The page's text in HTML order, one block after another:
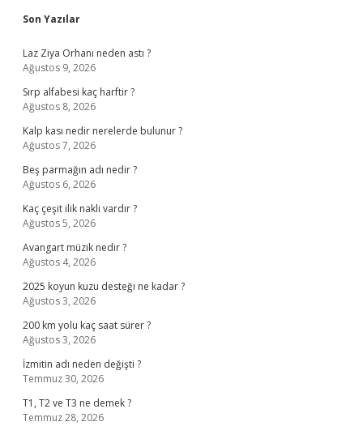
Sidebar
Son Yazılar
Laz Ziya Orhanı neden astı ?
Ağustos 9, 2026
Sırp alfabesi kaç harftir ?
Ağustos 8, 2026
Kalp kası nedir nerelerde bulunur ?
Ağustos 7, 2026
Beş parmağın adı nedir ?
Ağustos 6, 2026
Kaç çeşit ilik nakli vardır ?
Ağustos 5, 2026
Avangart müzik nedir ?
Ağustos 4, 2026
2025 koyun kuzu desteği ne kadar ?
Ağustos 3, 2026
200 km yolu kaç saat sürer ?
Ağustos 3, 2026
İzmitin adı neden değişti ?
Temmuz 30, 2026
T1, T2 ve T3 ne demek ?
Temmuz 28, 2026